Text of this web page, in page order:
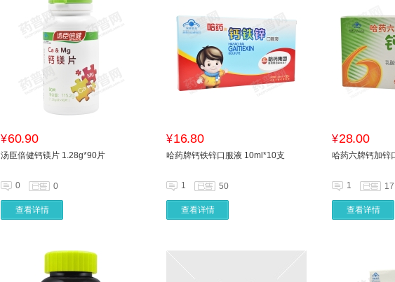
¥60.90
汤臣倍健钙镁片 1.28g*90片
0 0
查看详情
¥16.80
哈药牌钙铁锌口服液 10ml*10支
1 50
查看详情
¥28.00
哈药六牌钙加锌
1 17
查看详情